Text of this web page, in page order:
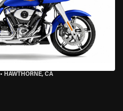
• HAWTHORNE, CA